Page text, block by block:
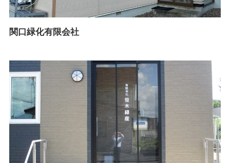
関口緑化有限会社